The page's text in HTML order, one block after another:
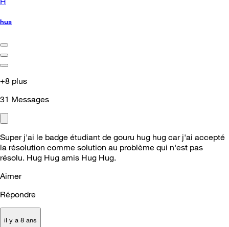
hus
+8 plus
31 Messages
Super j'ai le badge étudiant de gouru hug hug car j'ai accepté
la résolution comme solution au problème qui n'est pas
résolu. Hug Hug amis Hug Hug.
Aimer
Répondre
il y a 8 ans